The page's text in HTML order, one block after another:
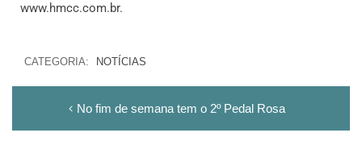
www.hmcc.com.br.
CATEGORIA: NOTÍCIAS
No fim de semana tem o 2º Pedal Rosa